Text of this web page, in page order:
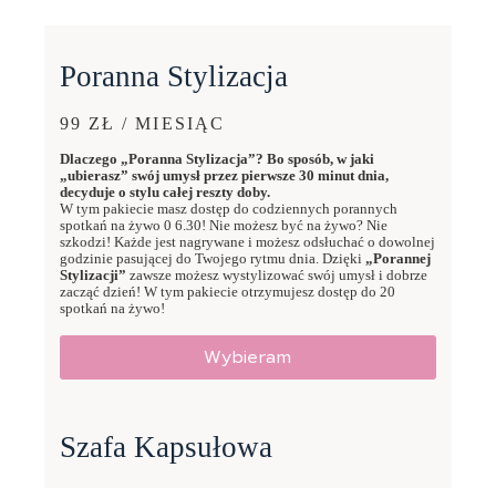
Poranna Stylizacja
99 ZŁ / MIESIĄC
Dlaczego „Poranna Stylizacja”? Bo sposób, w jaki
„ubierasz” swój umysł przez pierwsze 30 minut dnia,
decyduje o stylu całej reszty doby.
W tym pakiecie masz dostęp do codziennych porannych
spotkań na żywo 0 6.30! Nie możesz być na żywo? Nie
szkodzi! Każde jest nagrywane i możesz odsłuchać o dowolnej
godzinie pasującej do Twojego rytmu dnia. Dzięki „Porannej
Stylizacji” zawsze możesz wystylizować swój umysł i dobrze
zacząć dzień! W tym pakiecie otrzymujesz dostęp do 20
spotkań na żywo!
Wybieram
Szafa Kapsułowa